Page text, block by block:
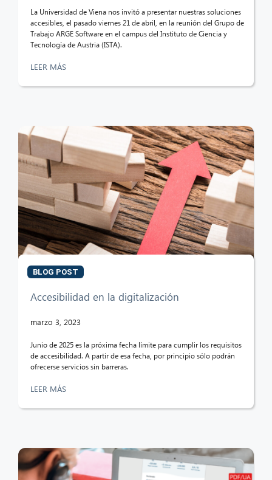
La Universidad de Viena nos invitó a presentar nuestras soluciones
accesibles, el pasado viernes 21 de abril, en la reunión del Grupo de
Trabajo ARGE Software en el campus del Instituto de Ciencia y
Tecnología de Austria (ISTA).
LEER MÁS
BLOG POST
Accesibilidad en la digitalización
marzo 3, 2023
Junio de 2025 es la próxima fecha límite para cumplir los requisitos
de accesibilidad. A partir de esa fecha, por principio sólo podrán
ofrecerse servicios sin barreras.
LEER MÁS